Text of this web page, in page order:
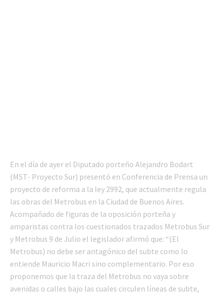
En el día de ayer el Diputado porteño Alejandro Bodart
(MST- Proyecto Sur) presentó en Conferencia de Prensa un
proyecto de reforma a la ley 2992, que actualmente regula
las obras del Metrobus en la Ciudad de Buenos Aires.
Acompañado de figuras de la oposición porteña y
amparistas contra los cuestionados trazados Metrobus Sur
y Metrobus 9 de Julio el legislador afirmó que: “(El
Metrobus) no debe ser antagónico del subte como lo
entiende Mauricio Macri sino complementario. Por eso
proponemos que la traza del Metrobus no vaya sobre
avenidas o calles bajo las cuales circulen líneas de subte,